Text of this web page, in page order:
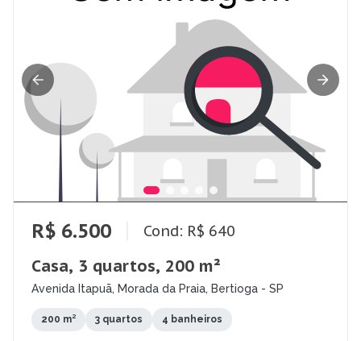
R$ 6.500 Cond: R$ 640
Casa, 3 quartos, 200 m²
Avenida Itapuã, Morada da Praia, Bertioga - SP
200 m² 3 quartos 4 banheiros